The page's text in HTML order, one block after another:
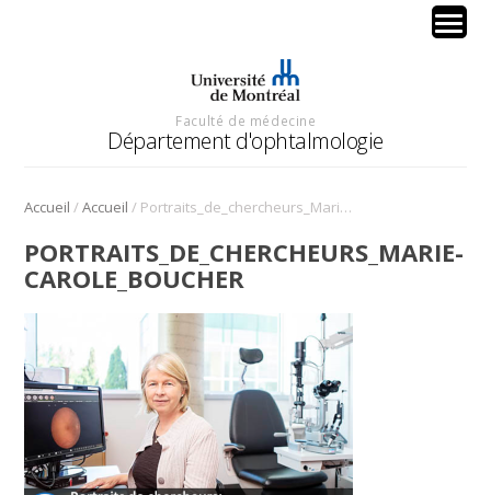
Faculté de médecine
Département d'ophtalmologie
Accueil /Accueil / Portraits_de_chercheurs_Marie-Carole_Boucher
PORTRAITS_DE_CHERCHEURS_MARIE-
CAROLE_BOUCHER